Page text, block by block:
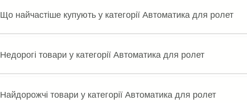
Що найчастіше купують у категорії Автоматика для ролет
Недорогі товари у категорії Автоматика для ролет
Найдорожчі товари у категорії Автоматика для ролет